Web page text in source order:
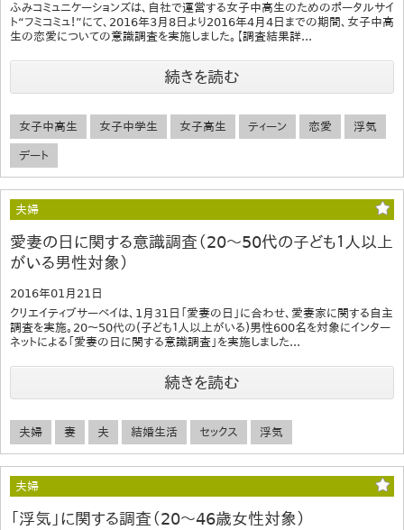
ふみコミュニケーションズは、自社で運営する女子中高生のためのポータルサイ
ト“フミコミュ！”にて、2016年3月8日より2016年4月4日までの期間、女子中高
生の恋愛についての意識調査を実施しました。【調査結果詳...
続きを読む
女子中高生 女子中学生 女子高生 ティーン 恋愛 浮気
デート
夫婦
愛妻の日に関する意識調査（20～50代の子ども１人以上
がいる男性対象）
2016年01月21日
クリエイティブサーベイは、1月31日「愛妻の日」に合わせ、愛妻家に関する自主
調査を実施。20～50代の(子ども１人以上がいる)男性600名を対象にインター
ネットによる「愛妻の日に関する意識調査」を実施しました...
続きを読む
夫婦 妻 夫 結婚生活 セックス 浮気
夫婦
「浮気」に関する調査（20～46歳女性対象）